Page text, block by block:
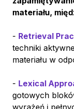
materiału,
- Retrieval
techniki
materiału w
- Lexical
gotowych
wyrażeń i